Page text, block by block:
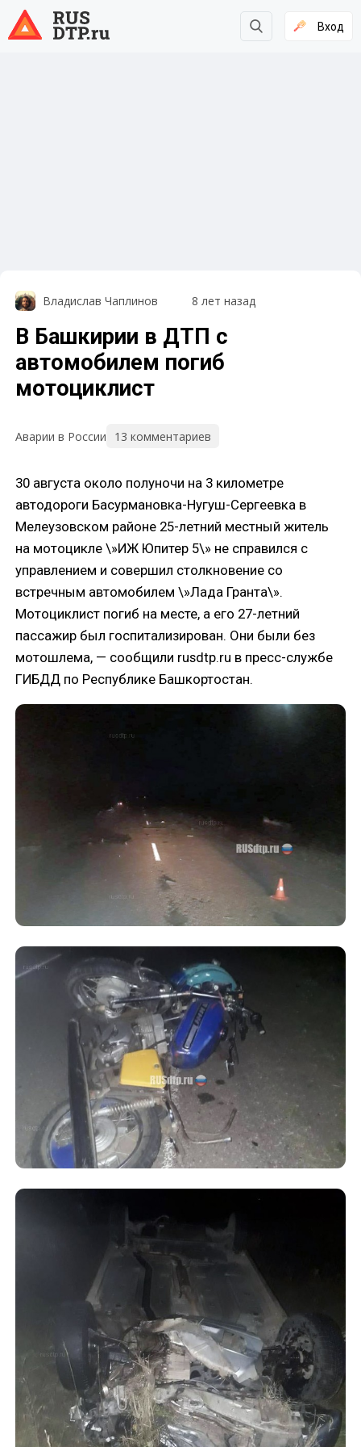
Вход
Владислав Чаплинов 8 лет назад
В Башкирии в ДТП с
автомобилем погиб
мотоциклист
Аварии в России 13 комментариев
30 августа около полуночи на 3 километре
автодороги Басурмановка-Нугуш-Сергеевка в
Мелеузовском районе 25-летний местный житель
на мотоцикле \»ИЖ Юпитер 5\» не справился с
управлением и совершил столкновение со
встречным автомобилем \»Лада Гранта\».
Мотоциклист погиб на месте, а его 27-летний
пассажир был госпитализирован. Они были без
мотошлема, — сообщили rusdtp.ru в пресс-службе
ГИБДД по Республике Башкортостан.